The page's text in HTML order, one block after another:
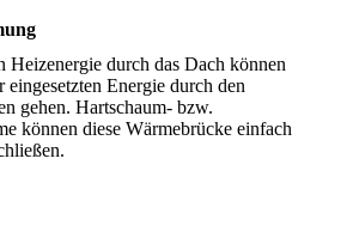
Heizenergie durch das Dach können
eingesetzten Energie durch den
gehen. Hartschaum- bzw.
können diese Wärmebrücke einfach